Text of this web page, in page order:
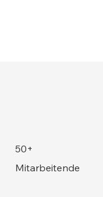
50+
Mitarbeitende